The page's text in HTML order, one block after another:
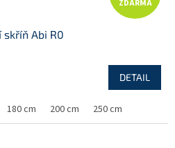
D
R
A
ZDARMA
skříň Abi R0
DETAIL
180 cm 200 cm 250 cm